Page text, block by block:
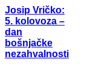
Josip Vričko:
5. kolovoza –
dan
bošnjačke
nezahvalnosti